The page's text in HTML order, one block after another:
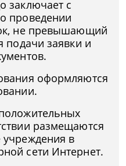
заключает с
проведении
не превышающий
подачи заявки и
оформляются
размещаются
в
сети Интернет.